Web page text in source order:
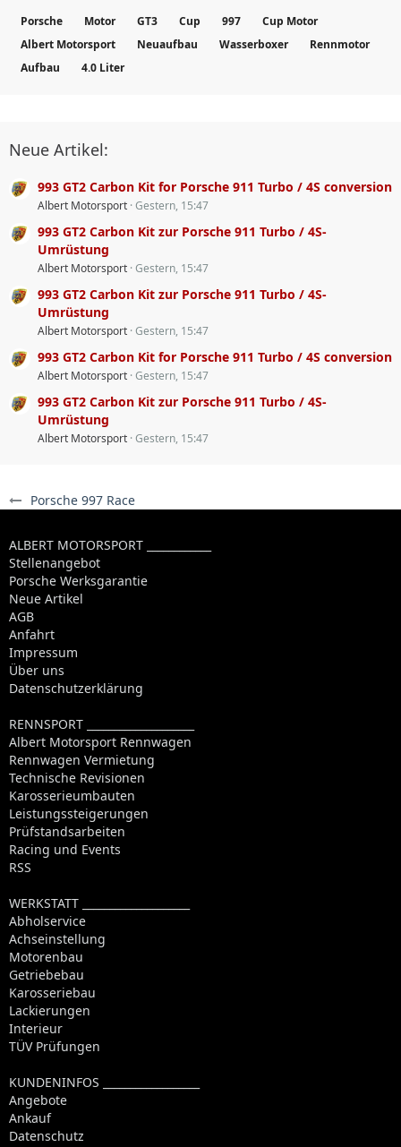
Porsche 997 Race
Porsche Motor GT3 Cup 997
Cup Motor
Albert Motorsport
Neuaufbau Wasserboxer
Rennmotor
Aufbau
4.0 Liter
Neue Artikel:
993 GT2 Carbon Kit for Porsche 911 Turbo / 4S conversion
Albert Motorsport Gestern, 15:47
993 GT2 Carbon Kit zur Porsche 911 Turbo / 4S-
Umrüstung
Albert Motorsport Gestern, 15:47
993 GT2 Carbon Kit zur Porsche 911 Turbo / 4S-
Umrüstung
Albert Motorsport Gestern, 15:47
993 GT2 Carbon Kit for Porsche 911 Turbo / 4S conversion
Albert Motorsport Gestern, 15:47
993 GT2 Carbon Kit zur Porsche 911 Turbo / 4S-
Umrüstung
Albert Motorsport Gestern, 15:47
ALBERT MOTORSPORT ____________
Stellenangebot
Porsche Werksgarantie
Neue Artikel
AGB
Anfahrt
Impressum
Über uns
Datenschutzerklärung
RENNSPORT ____________________
Albert Motorsport Rennwagen
Rennwagen Vermietung
Technische Revisionen
Karosserieumbauten
Leistungssteigerungen
Prüfstandsarbeiten
Racing und Events
RSS
WERKSTATT ____________________
Abholservice
Achseinstellung
Motorenbau
Getriebebau
Karosseriebau
Lackierungen
Interieur
TÜV Prüfungen
KUNDENINFOS __________________
Angebote
Ankauf
Datenschutz